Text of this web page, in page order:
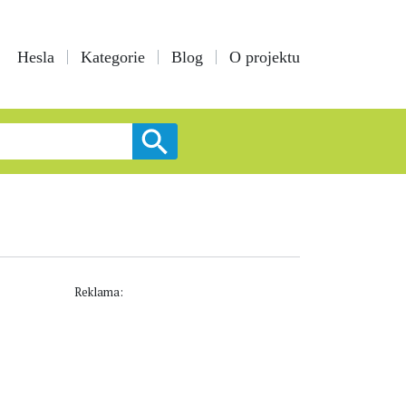
Hesla Kategorie Blog O projektu
Reklama: